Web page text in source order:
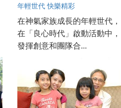
年輕世代 快樂精彩
在神氣家族成長的年輕世代，
在「良心時代」啟動活動中，
發揮創意和團隊合...